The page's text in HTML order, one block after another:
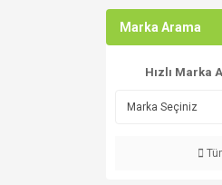
Marka Arama
Hızlı Marka